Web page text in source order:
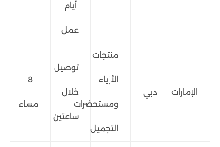
أيام
عمل
الإمارات دبي
منتجات
الأزياء
ومستحضرات
التجميل
توصيل
خلال
ساعتين
8
مساءً